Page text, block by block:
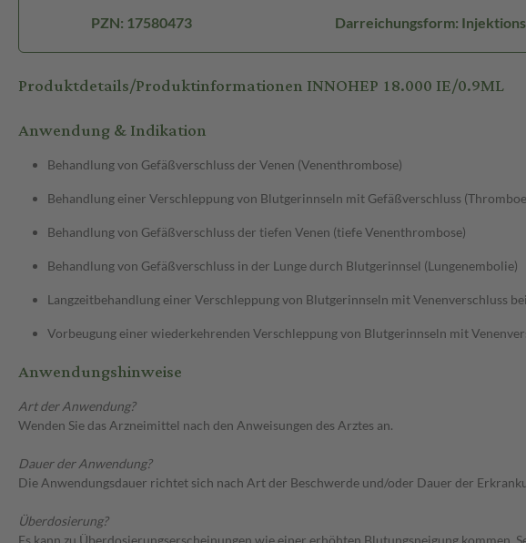
PZN: 17580473 Darreichungsform:
Produktdetails/Produktinformationen INNOHEP 18.000 IE/0.9ML
Anwendung & Indikation
Behandlung von Gefäßverschluss der Venen (Venenthrombose)
Behandlung einer Verschleppung von Blutgerinnseln mit Gefäßverschluss
Behandlung von Gefäßverschluss der tiefen Venen (tiefe Venenthrombose)
Behandlung von Gefäßverschluss in der Lunge durch Blutgerinnsel (Lungenembolie)
Langzeitbehandlung einer Verschleppung von Blutgerinnseln mit Venenverschluss
Vorbeugung einer wiederkehrenden Verschleppung von Blutgerinnseln mit
Anwendungshinweise
Art der Anwendung?
Wenden Sie das Arzneimittel nach den Anweisungen des Arztes an.
Dauer der Anwendung?
Die Anwendungsdauer richtet sich nach Art der Beschwerde und/oder Dauer der
Überdosierung?
Es kann zu Überdosierungserscheinungen wie einer erhöhten Blutungsneigung